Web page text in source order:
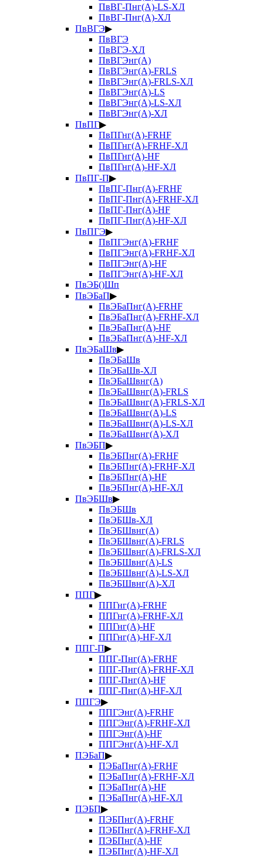
ПвВГ-Пнг(А)-LS-ХЛ
ПвВГ-Пнг(А)-ХЛ
ПвВГЭ▶
ПвВГЭ
ПвВГЭ-ХЛ
ПвВГЭнг(А)
ПвВГЭнг(А)-FRLS
ПвВГЭнг(А)-FRLS-ХЛ
ПвВГЭнг(А)-LS
ПвВГЭнг(А)-LS-ХЛ
ПвВГЭнг(А)-ХЛ
ПвПГ▶
ПвПГнг(А)-FRHF
ПвПГнг(А)-FRHF-ХЛ
ПвПГнг(А)-HF
ПвПГнг(А)-HF-ХЛ
ПвПГ-П▶
ПвПГ-Пнг(А)-FRHF
ПвПГ-Пнг(А)-FRHF-ХЛ
ПвПГ-Пнг(А)-HF
ПвПГ-Пнг(А)-HF-ХЛ
ПвПГЭ▶
ПвПГЭнг(А)-FRHF
ПвПГЭнг(А)-FRHF-ХЛ
ПвПГЭнг(А)-HF
ПвПГЭнг(А)-HF-ХЛ
ПвЭБ()Шп
ПвЭБаП▶
ПвЭБаПнг(А)-FRHF
ПвЭБаПнг(А)-FRHF-ХЛ
ПвЭБаПнг(А)-HF
ПвЭБаПнг(А)-HF-ХЛ
ПвЭБаШв▶
ПвЭБаШв
ПвЭБаШв-ХЛ
ПвЭБаШвнг(А)
ПвЭБаШвнг(А)-FRLS
ПвЭБаШвнг(А)-FRLS-ХЛ
ПвЭБаШвнг(А)-LS
ПвЭБаШвнг(А)-LS-ХЛ
ПвЭБаШвнг(А)-ХЛ
ПвЭБП▶
ПвЭБПнг(А)-FRHF
ПвЭБПнг(А)-FRHF-ХЛ
ПвЭБПнг(А)-HF
ПвЭБПнг(А)-HF-ХЛ
ПвЭБШв▶
ПвЭБШв
ПвЭБШв-ХЛ
ПвЭБШвнг(А)
ПвЭБШвнг(А)-FRLS
ПвЭБШвнг(А)-FRLS-ХЛ
ПвЭБШвнг(А)-LS
ПвЭБШвнг(А)-LS-ХЛ
ПвЭБШвнг(А)-ХЛ
ППГ▶
ППГнг(А)-FRHF
ППГнг(А)-FRHF-ХЛ
ППГнг(А)-HF
ППГнг(А)-HF-ХЛ
ППГ-П▶
ППГ-Пнг(А)-FRHF
ППГ-Пнг(А)-FRHF-ХЛ
ППГ-Пнг(А)-HF
ППГ-Пнг(А)-HF-ХЛ
ППГЭ▶
ППГЭнг(А)-FRHF
ППГЭнг(А)-FRHF-ХЛ
ППГЭнг(А)-HF
ППГЭнг(А)-HF-ХЛ
ПЭБаП▶
ПЭБаПнг(А)-FRHF
ПЭБаПнг(А)-FRHF-ХЛ
ПЭБаПнг(А)-HF
ПЭБаПнг(А)-HF-ХЛ
ПЭБП▶
ПЭБПнг(А)-FRHF
ПЭБПнг(А)-FRHF-ХЛ
ПЭБПнг(А)-HF
ПЭБПнг(А)-HF-ХЛ